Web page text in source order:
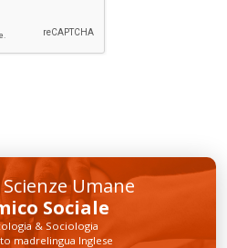
Umane
Sociale
& Sociologia
madrelingua Inglese